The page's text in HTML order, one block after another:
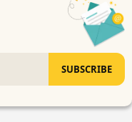
SUBSCRIBE